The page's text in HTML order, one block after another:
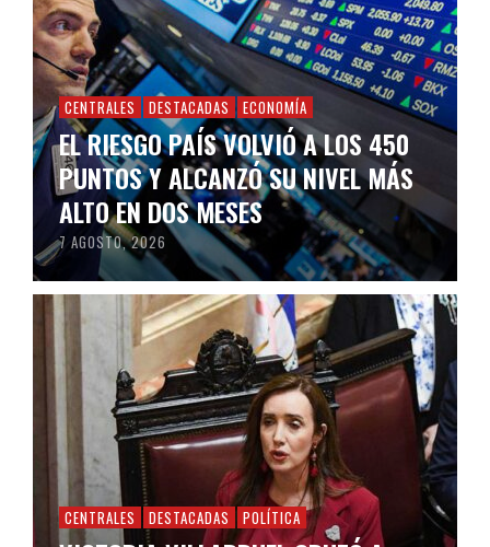
CENTRALES DESTACADAS ECONOMÍA
EL RIESGO PAÍS VOLVIÓ A LOS 450
PUNTOS Y ALCANZÓ SU NIVEL MÁS
ALTO EN DOS MESES
7 AGOSTO, 2026
CENTRALES DESTACADAS POLÍTICA